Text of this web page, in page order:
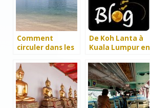
Comment
circuler dans les
De Koh Lanta à
Kuala Lumpur en